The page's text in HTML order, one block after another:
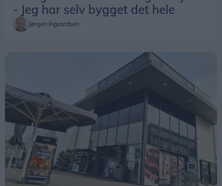
- Jeg har selv bygget det hele
Jørgen Ingvardsen